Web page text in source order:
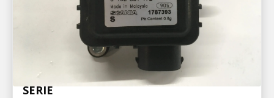
900525015
STELMOTOR CABINEVERWARMING R-
SERIE